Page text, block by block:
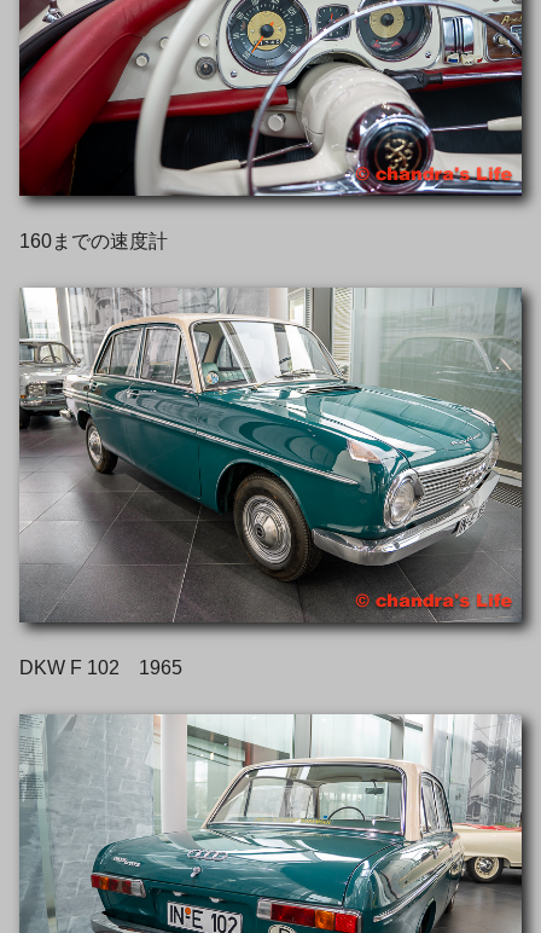
160までの速度計
DKW F 102 1965